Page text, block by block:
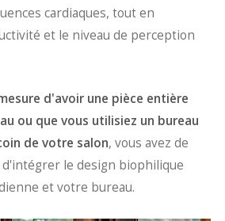
cardiaques, tout en
et le niveau de perception
d'avoir une pièce entière
ou que vous utilisiez un bureau
de votre salon, vous avez de
le design biophilique
et votre bureau.